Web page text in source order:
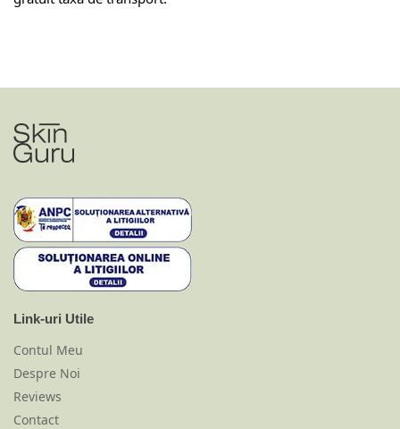
Link-uri Utile
Contul Meu
Despre Noi
Reviews
Contact